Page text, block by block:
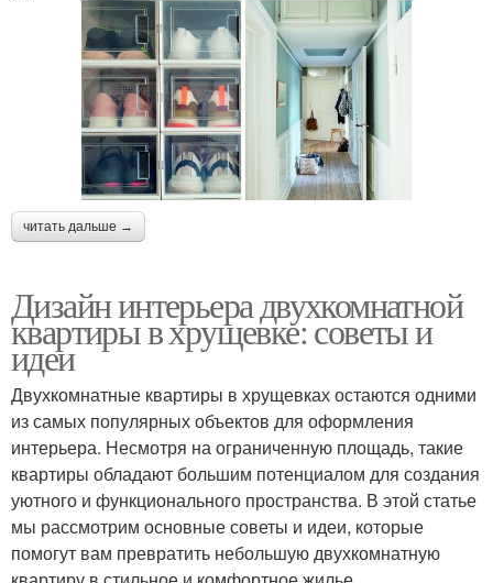
читать дальше →
Дизайн интерьера двухкомнатной
квартиры в хрущевке: советы и
идеи
Двухкомнатные квартиры в хрущевках остаются одними
из самых популярных объектов для оформления
интерьера. Несмотря на ограниченную площадь, такие
квартиры обладают большим потенциалом для создания
уютного и функционального пространства. В этой статье
мы рассмотрим основные советы и идеи, которые
помогут вам превратить небольшую двухкомнатную